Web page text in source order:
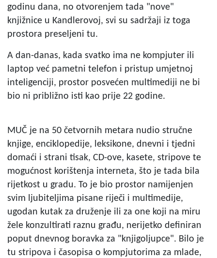
godinu dana, no otvorenjem tada "nove"
knjižnice u Kandlerovoj, svi su sadržaji iz toga
prostora preseljeni tu.
A dan-danas, kada svatko ima ne kompjuter ili
laptop već pametni telefon i pristup umjetnoj
inteligenciji, prostor posvećen multimediji ne bi
bio ni približno isti kao prije 22 godine.
MUČ je na 50 četvornih metara nudio stručne
knjige, enciklopedije, leksikone, dnevni i tjedni
domaći i strani tisak, CD-ove, kasete, stripove te
mogućnost korištenja interneta, što je tada bila
rijetkost u gradu. To je bio prostor namijenjen
svim ljubiteljima pisane riječi i multimedije,
ugodan kutak za druženje ili za one koji na miru
žele konzultirati raznu građu, nerijetko definiran
poput dnevnog boravka za "knjigoljupce". Bilo je
tu stripova i časopisa o kompjutorima za mlade,